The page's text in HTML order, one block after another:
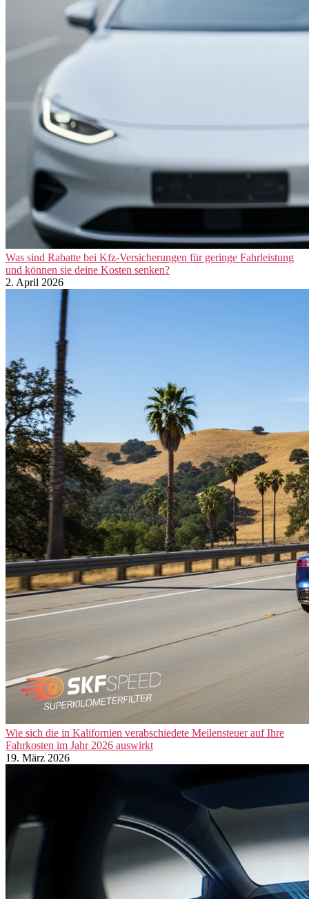
Was sind Rabatte bei Kfz-Versicherungen für geringe Fahrleistung
und können sie deine Kosten senken?
2. April 2026
Wie sich die in Kalifornien verabschiedete Meilensteuer auf Ihre
Fahrkosten im Jahr 2026 auswirkt
19. März 2026